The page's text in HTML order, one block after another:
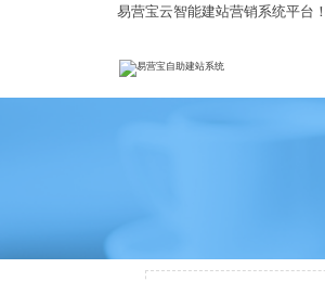
易营宝云智能建站营销系统平台！